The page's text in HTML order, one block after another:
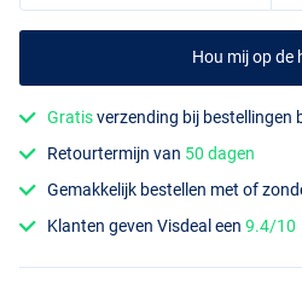
Hou mij op de
Gratisverzending bij bestellingen
Retourtermijn van 50 dagen
Gemakkelijk bestellen met of
Klanten geven Visdeal een9.4/10